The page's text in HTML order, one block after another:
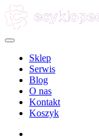
Sklep
Serwis
Blog
O nas
Kontakt
Koszyk